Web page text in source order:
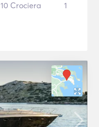
10 Crociera 1